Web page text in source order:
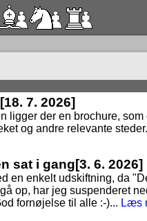
[18. 7. 2026]
ligger der en brochure,
og andre relevante
sat i gang[3. 6. 2026]
en enkelt udskiftning, da
op, har jeg suspenderet
fornøjelse til alle :-)... Læs